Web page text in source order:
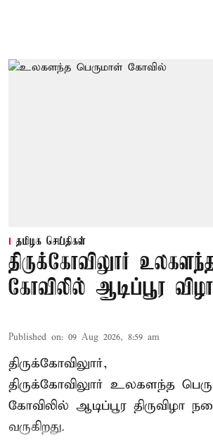
தமிழக செய்திகள்
திருக்கோவிலுார்
கோவிலில் ஆடிப்பூர விழா
Published on: 09 Aug 2026, 8:59 am
திருக்கோவிலுார்,
திருக்கோவிலுார் உலகளந்த
கோவிலில் ஆடிப்பூர திருவிழா
வருகிறது.